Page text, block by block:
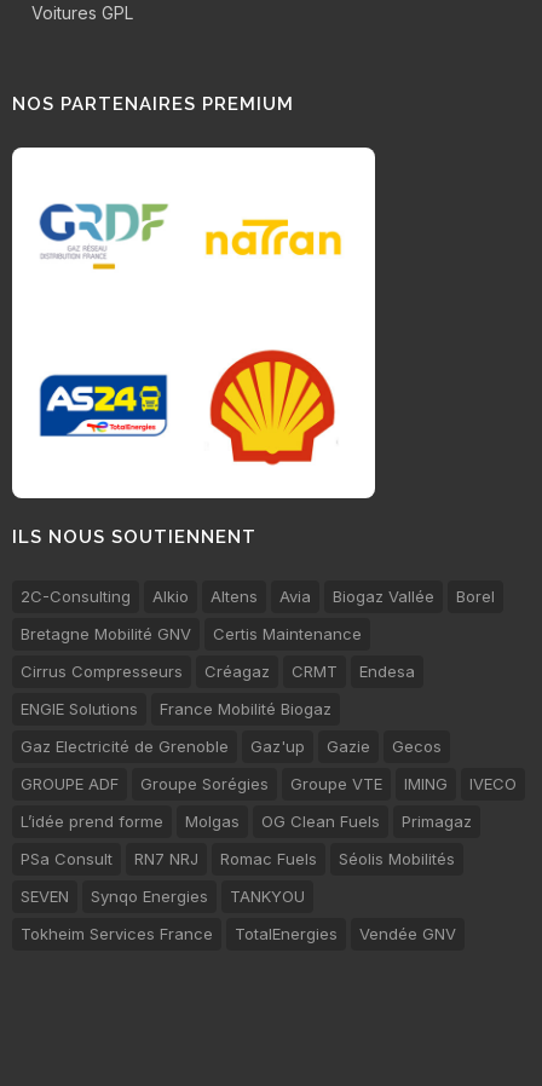
Voitures GPL
NOS PARTENAIRES PREMIUM
ILS NOUS SOUTIENNENT
2C-Consulting Alkio Altens Avia Biogaz Vallée
Borel
Bretagne Mobilité GNV
Certis Maintenance
Cirrus Compresseurs
Créagaz CRMT
Endesa
ENGIE Solutions
France Mobilité Biogaz
Gaz Electricité de Grenoble
Gaz'up Gazie
Gecos
GROUPE ADF
Groupe Sorégies Groupe VTE IMING
IVECO
L’idée prend forme
Molgas OG Clean Fuels
Primagaz
PSa Consult
RN7 NRJ Romac Fuels
Séolis Mobilités
SEVEN
Synqo Energies
TANKYOU
Tokheim Services France
TotalEnergies Vendée GNV